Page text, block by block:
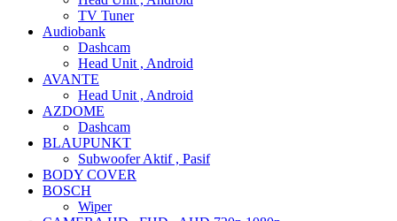
TV Tuner
Audiobank
Dashcam
Head Unit , Android
AVANTE
Head Unit , Android
AZDOME
Dashcam
BLAUPUNKT
Subwoofer Aktif , Pasif
BODY COVER
BOSCH
Wiper